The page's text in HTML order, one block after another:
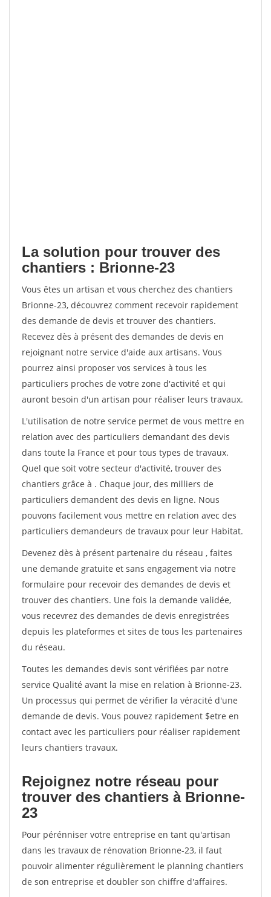
La solution pour trouver des
chantiers : Brionne-23
Vous êtes un artisan et vous cherchez des chantiers
Brionne-23, découvrez comment recevoir rapidement
des demande de devis et trouver des chantiers.
Recevez dès à présent des demandes de devis en
rejoignant notre service d'aide aux artisans. Vous
pourrez ainsi proposer vos services à tous les
particuliers proches de votre zone d'activité et qui
auront besoin d'un artisan pour réaliser leurs travaux.
L'utilisation de notre service permet de vous mettre en
relation avec des particuliers demandant des devis
dans toute la France et pour tous types de travaux.
Quel que soit votre secteur d'activité, trouver des
chantiers grâce à . Chaque jour, des milliers de
particuliers demandent des devis en ligne. Nous
pouvons facilement vous mettre en relation avec des
particuliers demandeurs de travaux pour leur Habitat.
Devenez dès à présent partenaire du réseau , faites
une demande gratuite et sans engagement via notre
formulaire pour recevoir des demandes de devis et
trouver des chantiers. Une fois la demande validée,
vous recevrez des demandes de devis enregistrées
depuis les plateformes et sites de tous les partenaires
du réseau.
Toutes les demandes devis sont vérifiées par notre
service Qualité avant la mise en relation à Brionne-23.
Un processus qui permet de vérifier la véracité d'une
demande de devis. Vous pouvez rapidement $etre en
contact avec les particuliers pour réaliser rapidement
leurs chantiers travaux.
Rejoignez notre réseau pour
trouver des chantiers à Brionne-
23
Pour pérénniser votre entreprise en tant qu'artisan
dans les travaux de rénovation Brionne-23, il faut
pouvoir alimenter régulièrement le planning chantiers
de son entreprise et doubler son chiffre d'affaires.